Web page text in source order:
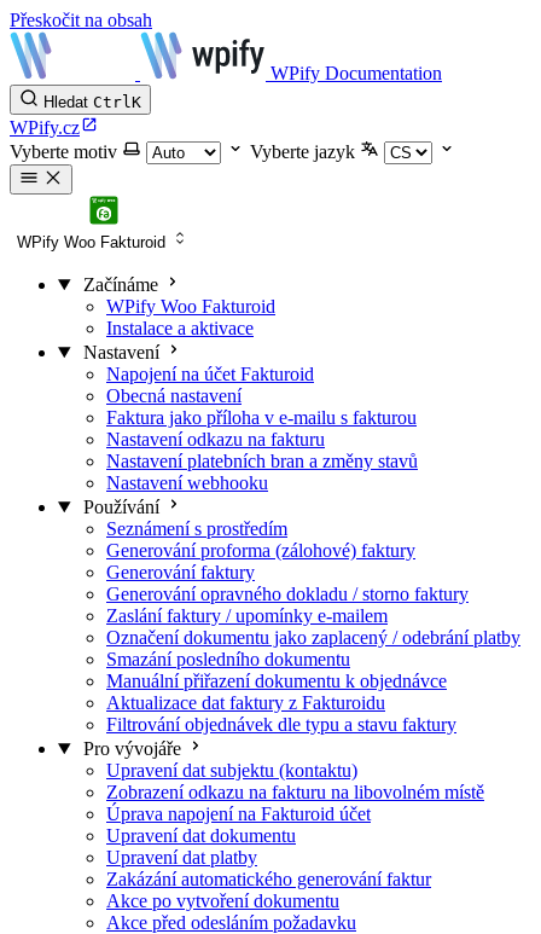
Přeskočit na obsah
WPify Documentation
Hledat CtrlK
WPify.cz
Vyberte motiv
Vyberte jazyk
WPify Woo Fakturoid
Začínáme
WPify Woo Fakturoid
Instalace a aktivace
Nastavení
Napojení na účet Fakturoid
Obecná nastavení
Faktura jako příloha v e-mailu s fakturou
Nastavení odkazu na fakturu
Nastavení platebních bran a změny stavů
Nastavení webhooku
Používání
Seznámení s prostředím
Generování proforma (zálohové) faktury
Generování faktury
Generování opravného dokladu / storno faktury
Zaslání faktury / upomínky e-mailem
Označení dokumentu jako zaplacený / odebrání platby
Smazání posledního dokumentu
Manuální přiřazení dokumentu k objednávce
Aktualizace dat faktury z Fakturoidu
Filtrování objednávek dle typu a stavu faktury
Pro vývojáře
Upravení dat subjektu (kontaktu)
Zobrazení odkazu na fakturu na libovolném místě
Úprava napojení na Fakturoid účet
Upravení dat dokumentu
Upravení dat platby
Zakázání automatického generování faktur
Akce po vytvoření dokumentu
Akce před odesláním požadavku